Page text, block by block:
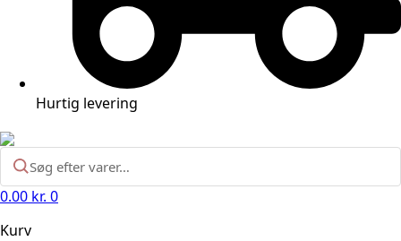
Hurtig levering
0.00 kr. 0
Kurv